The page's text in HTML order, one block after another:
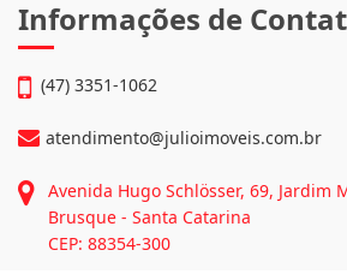
Continue lendo...
Informações de Contato
(47) 3351-1062